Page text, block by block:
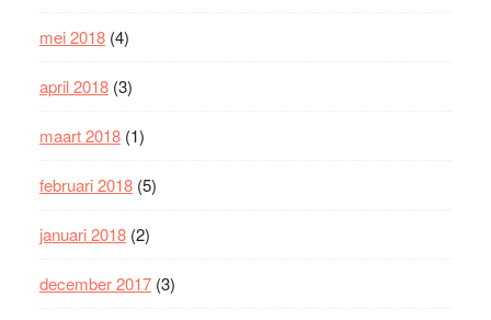
mei 2018(4)
april 2018(3)
maart 2018(1)
februari 2018(5)
januari 2018(2)
december 2017(3)